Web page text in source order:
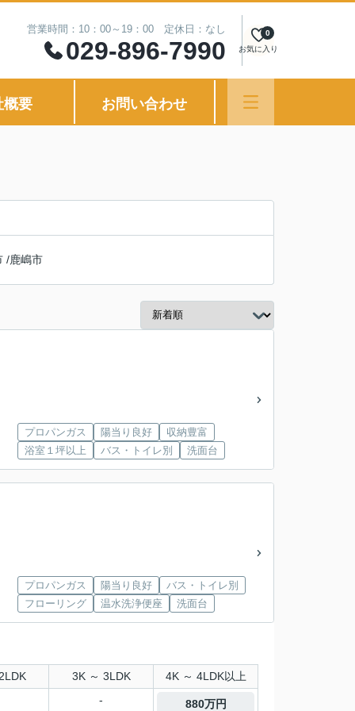
営業時間：10：00～19：00 定休日：なし
029-896-7990 お気に入り
0
概要 お問い合わせ
/鹿嶋市
プロパンガス 陽当り良好
収納豊富
浴室１坪以上
バス・トイレ別 洗面台
プロパンガス 陽当り良好
バス・トイレ別
フローリング
温水洗浄便座 洗面台
3K ～ 3LDK
4K ～ 4LDK以上
-
880万円